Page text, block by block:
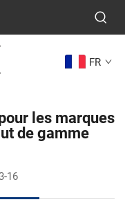
FR
les marques
de gamme
16